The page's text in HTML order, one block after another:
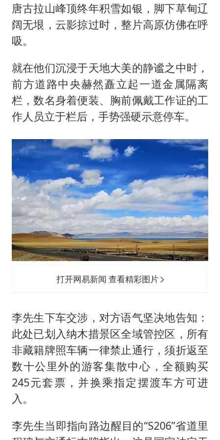
唐古拉山峰顶终年积雪如银，脚下草甸辽
阔无垠，云影掠过时，整片高原仿佛在呼
吸。
就在他们沉浸于天地大美的静谧之中时，
前方道路中央赫然矗立起一道金属隔离
栏，数名身着便装、胸前佩戴工作证的工
作人员立于栏后，手势强硬示意停车。
打开网易新闻 查看精彩图片
李先生下车交涉，对方语气坚决地告知：
此处已划入纳木措景区全域管控区，所有
非藏籍牌照车辆一律禁止通行，须折返至
数十公里外的游客集散中心，全额购买
245元套票，并换乘指定摆渡车方可进
入。
李先生当即指向路边醒目的“S206”省道里